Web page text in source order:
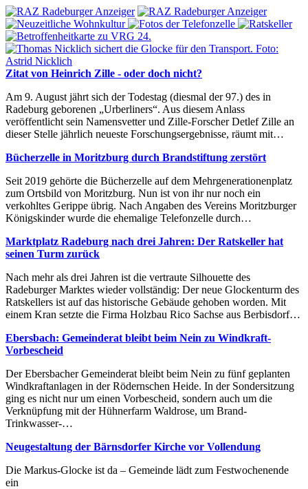
Zitat von Heinrich Zille - oder doch nicht?
Am 9. August jährt sich der Todestag (diesmal der 97.) des in
Radeburg geborenen „Urberliners“. Aus diesem Anlass
veröffentlicht sein Namensvetter und Zille-Forscher Detlef Zille an
dieser Stelle jährlich neueste Forschungsergebnisse, räumt mit…
Bücherzelle in Moritzburg durch Brandstiftung zerstört
Seit 2019 gehörte die Bücherzelle auf dem Mehrgenerationenplatz
zum Ortsbild von Moritzburg. Nun ist von ihr nur noch ein
verkohltes Gerippe übrig. Nach Angaben des Vereins Moritzburger
Königskinder wurde die ehemalige Telefonzelle durch…
Marktplatz Radeburg nach drei Jahren: Der Ratskeller hat
seinen Turm zurück
Nach mehr als drei Jahren ist die vertraute Silhouette des
Radeburger Marktes wieder vollständig: Der neue Glockenturm des
Ratskellers ist auf das historische Gebäude gehoben worden. Mit
einem Kran setzte die Firma Holzbau Rico Sachse aus Berbisdorf…
Ebersbach: Gemeinderat bleibt beim Nein zu Windkraft-
Vorbescheid
Der Ebersbacher Gemeinderat bleibt beim Nein zu fünf geplanten
Windkraftanlagen in der Rödernschen Heide. In der Sondersitzung
ging es nicht nur um einen Vorbescheid, sondern auch um die
Verknüpfung mit der Hühnerfarm Waldrose, um Brand-
Trinkwasser-…
Neugestaltung der Bärnsdorfer Kirche vor Vollendung
Die Markus-Glocke ist da – Gemeinde lädt zum Festwochenende
ein